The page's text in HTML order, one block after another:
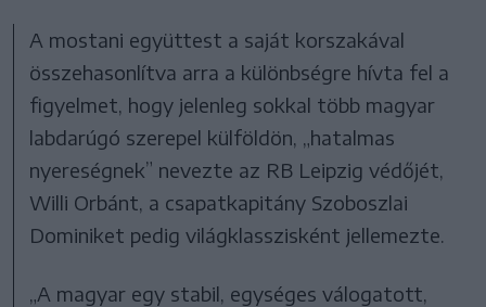
A mostani együttest a saját korszakával
összehasonlítva arra a különbségre hívta fel a
figyelmet, hogy jelenleg sokkal több magyar
labdarúgó szerepel külföldön, „hatalmas
nyereségnek” nevezte az RB Leipzig védőjét,
Willi Orbánt, a csapatkapitány Szoboszlai
Dominiket pedig világklasszisként jellemezte.
„A magyar egy stabil, egységes válogatott,